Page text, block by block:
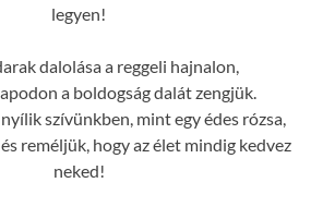
legyen!
dalolása a reggeli hajnalon,
a boldogság dalát zengjük.
szívünkben, mint egy édes rózsa,
reméljük, hogy az élet mindig kedvez
neked!